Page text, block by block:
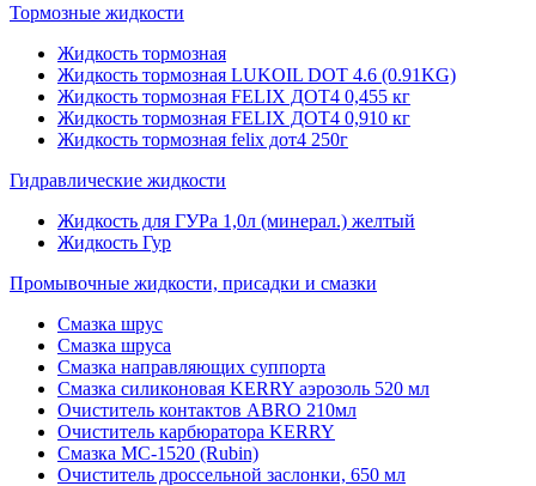
Тормозные жидкости
Жидкость тормозная
Жидкость тормозная LUKOIL DOT 4.6 (0.91KG)
Жидкость тормозная FELIX ДОТ4 0,455 кг
Жидкость тормозная FELIX ДОТ4 0,910 кг
Жидкость тормозная felix дот4 250г
Гидравлические жидкости
Жидкость для ГУРа 1,0л (минерал.) желтый
Жидкость Гур
Промывочные жидкости, присадки и смазки
Смазка шрус
Смазка шруса
Смазка направляющих суппорта
Смазка силиконовая KERRY аэрозоль 520 мл
Очиститель контактов ABRO 210мл
Очиститель карбюратора KERRY
Смазка МС-1520 (Rubin)
Очиститель дроссельной заслонки, 650 мл